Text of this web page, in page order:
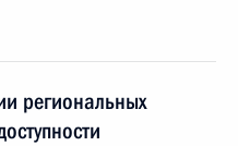
региональных